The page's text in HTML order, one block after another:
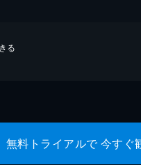
る
無料トライアルで 今すぐ